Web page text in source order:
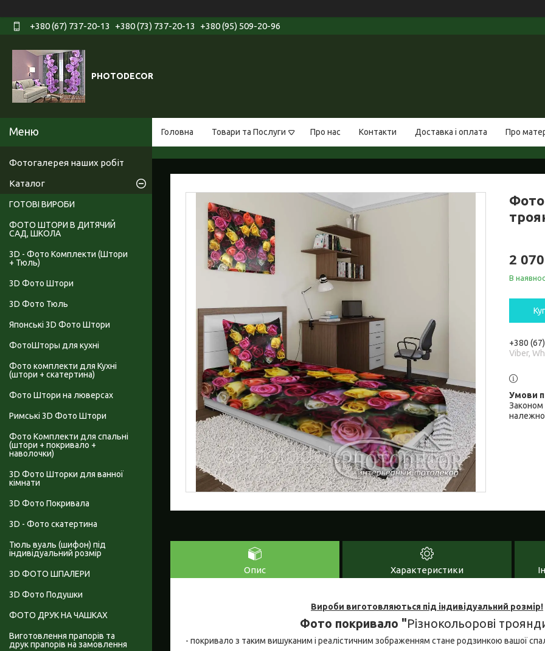
+380 (67) 737-20-13 +380 (73) 737-20-13 +380 (95) 509-20-96
PHOTODECOR
Головна Товари та Послуги Про нас Контакти Доставка і оплата Про
Фото
2
В
+380
Viber,
Законом
Опис Характеристики
Вироби виготовляються під індивідуальний розмір!
Фото покривало "Різнокольорові
- покривало з таким вишуканим і реалістичним зображенням стане родзинкою вашої
Фотогалерея наших робіт
Каталог
ГОТОВІ ВИРОБИ
ФОТО ШТОРИ В ДИТЯЧИЙ
САД, ШКОЛА
3D - Фото Комплекти (Штори
+ Тюль)
3D Фото Штори
3D Фото Тюль
Японські 3D Фото Штори
ФотоШторы для кухні
Фото комплекти для Кухні
(штори + скатертина)
Фото Штори на люверсах
Римські 3D Фото Штори
Фото Комплекти для спальні
(штори + покривало +
наволочки)
3D Фото Шторки для ванної
кімнати
3D Фото Покривала
3D - Фото скатертина
Тюль вуаль (шифон) під
індивідуальний розмір
3D ФОТО ШПАЛЕРИ
3D Фото Подушки
ФОТО ДРУК НА ЧАШКАХ
Виготовлення прапорів та
друк прапорів на замовлення